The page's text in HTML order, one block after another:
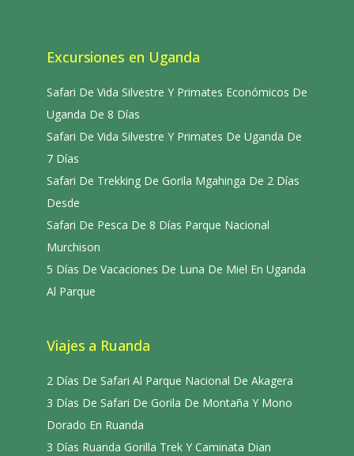
Excursiones en Uganda
Safari De Vida Silvestre Y Primates Económicos De
Uganda De 8 Días
Safari De Vida Silvestre Y Primates De Uganda De
7 Días
Safari De Trekking De Gorila Mgahinga De 2 Días
Desde
Safari De Pesca De 8 Días Parque Nacional
Murchison
5 Días De Vacaciones De Luna De Miel En Uganda
Al Parque
Viajes a Ruanda
2 Días De Safari Al Parque Nacional De Akagera
3 Días De Safari De Gorila De Montaña Y Mono
Dorado En Ruanda
3 Días Ruanda Gorilla Trek Y Caminata Dian